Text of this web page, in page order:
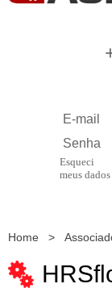
E-mail
Senha
Esqueci
meus dados
Home >